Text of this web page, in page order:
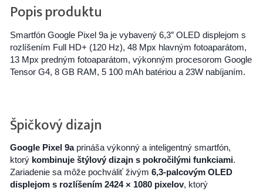
Popis produktu
Smartfón Google Pixel 9a je vybavený 6,3″ OLED displejom s
rozlíšením Full HD+ (120 Hz), 48 Mpx hlavným fotoaparátom,
13 Mpx predným fotoaparátom, výkonným procesorom Google
Tensor G4, 8 GB RAM, 5 100 mAh batériou a 23W nabíjaním.
Špičkový dizajn
Google Pixel 9aprináša výkonný a inteligentný smartfón,
ktorý kombinuje štýlový dizajn s pokročilými funkciami.
Zariadenie sa môže pochváliť živým 6,3-palcovým OLED
displejom s rozlíšením 2424 × 1080 pixelov, ktorý